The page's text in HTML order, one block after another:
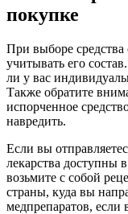
покупке
При выборе средства
учитывать его
ли у вас
Также обратите
испорченное
навредить.
Если вы
лекарства доступны
возьмите с собой
страны, куда вы
медпрепаратов, если